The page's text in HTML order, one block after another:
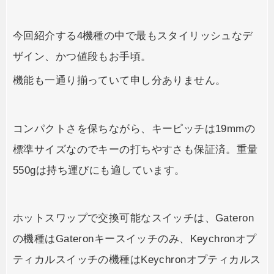
今回紹介する4機種の中で最もスタイリッシュなデ
ザイン、かつ値段もお手頃。
機能も一通り揃っていて申し分ありません。
コンパクトさを保ちながら、キーピッチは19mmの
標準サイズなのでキーの打ちやすさも保証済。重量
550gは持ち運びにも適しています。
ホットスワップで交換可能なスイッチは、Gateron
の機種はGateronキースイッチのみ、Keychronオプ
ティカルスイッチの機種はKeychronオプティカルス